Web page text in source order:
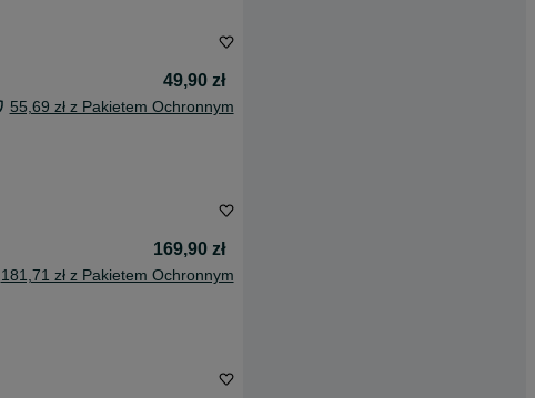
49,90 zł
55,69 zł z Pakietem Ochronnym
169,90 zł
181,71 zł z Pakietem Ochronnym